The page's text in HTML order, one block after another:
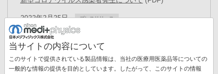
2022年2月25日 プレスリリース
役員異動のお知らせ
2022年2月10日 お知らせ
メジテック®自主回収(クラスⅡ)のお知らせ(一部改
訂)(PDF)
当サイトの内容について
このサイトで提供されている製品情報は、当社の医療用医薬品等についての
一般的な情報の提供を目的としています。したがって、このサイトの情報